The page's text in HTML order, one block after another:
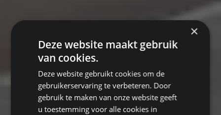
×
Deze website maakt gebruik
van cookies.
Deze website gebruikt cookies om de
gebruikerservaring te verbeteren. Door
gebruik te maken van onze website geeft
u toestemming voor alle cookies in